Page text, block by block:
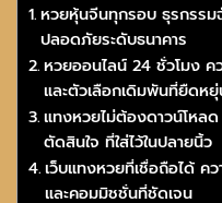
หวยหุ้นจีนทุกรอบ ธุรกรรม
ปลอดภัยระดับธนาคาร
หวยออนไลน์ 24 ชั่วโมง ค
และตัวเลือกเดิมพันที่ยืดห
แทงหวยไม่ต้องดาวน์โหล
ตัดสินใจ ที่ใส่ไว้ในปลายนิ้ว
เว็บแทงหวยที่เชื่อถือได้ ค
และคอมมิชชั่นที่ชัดเจน